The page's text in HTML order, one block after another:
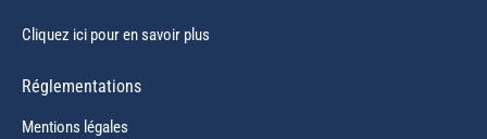
Cliquez ici pour en savoir plus
Réglementations
Mentions légales